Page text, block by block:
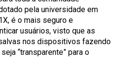
pela universidade em
é o mais seguro e
usuários, visto que as
nos dispositivos fazendo
“transparente” para o